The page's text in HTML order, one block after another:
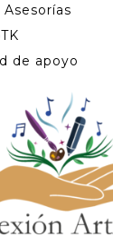
de apoyo